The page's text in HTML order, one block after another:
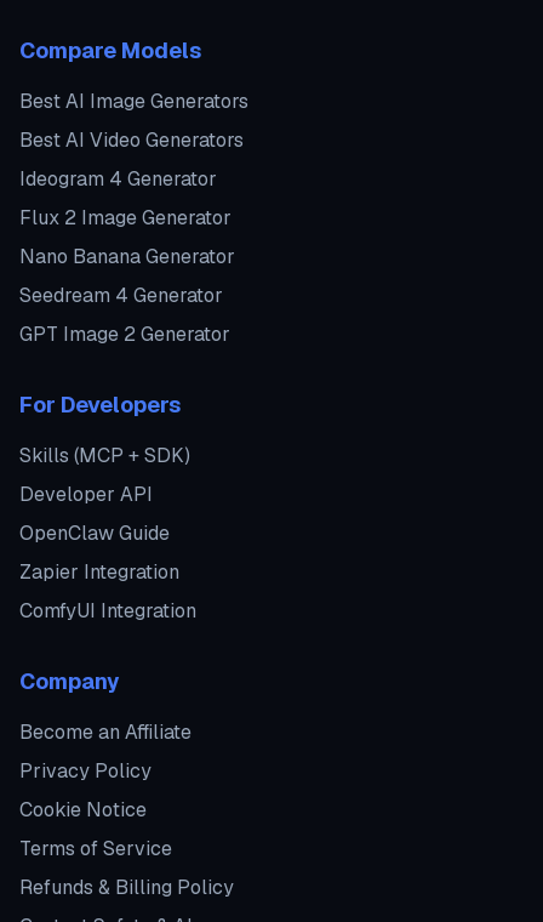
Compare Models
Best AI Image Generators
Best AI Video Generators
Ideogram 4 Generator
Flux 2 Image Generator
Nano Banana Generator
Seedream 4 Generator
GPT Image 2 Generator
For Developers
Skills (MCP + SDK)
Developer API
OpenClaw Guide
Zapier Integration
ComfyUI Integration
Company
Become an Affiliate
Privacy Policy
Cookie Notice
Terms of Service
Refunds & Billing Policy